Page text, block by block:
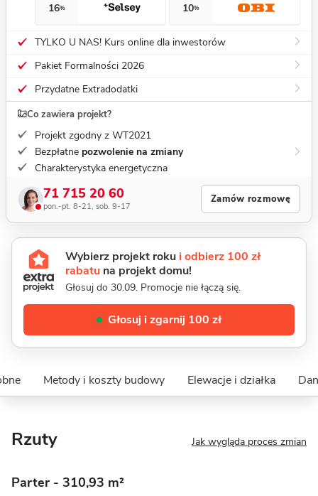
16% 10%
TYLKO U NAS! Kurs online dla inwestorów
Pakiet Formalności 2026
Przydatne Extradodatki
Co zawiera projekt?
Projekt zgodny z WT2021
Bezpłatne pozwolenie na zmiany
Charakterystyka energetyczna
71 715 20 60
pon.-pt. 8-21, sob. 9-17
Zamów rozmowę
Wybierz projekt roku i odbierz 100 zł
rabatu na projekt domu!
Głosuj do 30.09. Promocje nie łączą się.
Głosuj i zgarnij 100 zł
Metody i koszty budowy Elewacje i działka
Rzuty Jak wygląda proces zmian
Parter - 310,93 m²